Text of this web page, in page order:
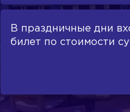
В праздничные дни
билет по стоимости